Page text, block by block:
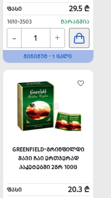
ᲤᲐᲡᲘ 29.5 ₾
1610-3503 ᲛᲐᲠᲐᲒᲨᲘᲐ
- +
ᲛᲘᲜᲘᲛᲣᲛ - 1 ᲪᲐᲚᲘ
GREENFIELD-ᲒᲠᲘᲜᲤᲘᲚᲓᲘ
ᲨᲐᲕᲘ ᲩᲐᲘ ᲔᲠᲗᲯᲔᲠᲐᲓ
ᲞᲐᲙᲔᲢᲔᲑᲨᲘ 2ᲒᲠ 100Ც
ᲤᲐᲡᲘ 20.3 ₾